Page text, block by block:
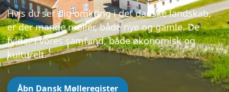
Hvis du ser dig omkring i det danske landskab,
er der mange møller, både nye og gamle. De
fylder i vores samfund, både økonomisk og
kulturelt.
Åbn Dansk Mølleregister